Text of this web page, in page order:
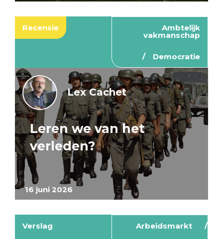
Recensie Ambtelijk
vakmanschap
Democratie
16 juni 2026
Lex Cachet
Leren we van het
verleden?
Verslag Arbeidsmarkt